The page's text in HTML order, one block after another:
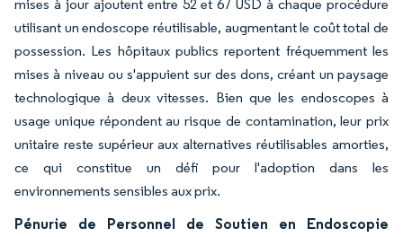
mises à jour ajoutent entre 52 et 67 USD à chaque procédure
utilisant un endoscope réutilisable, augmentant le coût total de
possession. Les hôpitaux publics reportent fréquemment les
mises à niveau ou s'appuient sur des dons, créant un paysage
technologique à deux vitesses. Bien que les endoscopes à
usage unique répondent au risque de contamination, leur prix
unitaire reste supérieur aux alternatives réutilisables amorties,
ce qui constitue un défi pour l'adoption dans les
environnements sensibles aux prix.
Pénurie de Personnel de Soutien en Endoscopie